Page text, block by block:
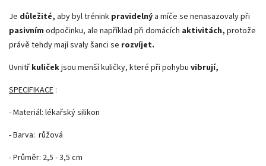
Je důležité, aby byl trénink pravidelný a míče se nenasazovaly při
pasivním odpočinku, ale například při domácích aktivitách, protože
právě tehdy mají svaly šanci se rozvíjet.
Uvnitř kuličekjsou menší kuličky, které při pohybu vibrují,
SPECIFIKACE :
- Materiál: lékařský silikon
- Barva: růžová
- Průměr: 2,5 - 3,5 cm